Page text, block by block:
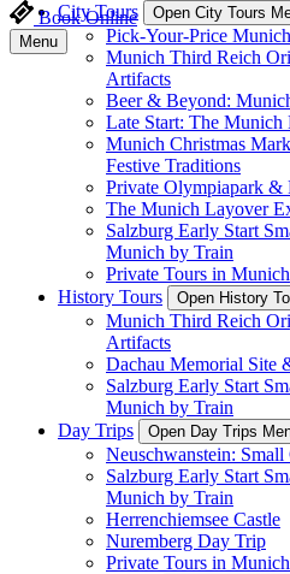
City Tours Open City Tours
Pick-Your-Price
Munich Third Reich
Artifacts
Beer & Beyond:
Late Start: The Munich
Munich Christmas
Festive Traditions
Private Olympiapark
The Munich Layover
Salzburg Early Start
Munich by Train
Private Tours in Munich
History Tours
Open History
Munich Third Reich
Artifacts
Dachau Memorial Site
Salzburg Early Start
Munich by Train
Day Trips
Open Day Trips
Neuschwanstein:
Salzburg Early Start
Munich by Train
Herrenchiemsee Castle
Nuremberg Day Trip
Private Tours in
Book Online
Menu